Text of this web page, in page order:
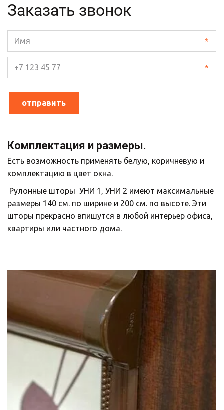
Заказать звонок
*
*
отправить
Комплектация и размеры.
Есть возможность применять белую, коричневую и
комплектацию в цвет окна.
Рулонные шторы  УНИ 1, УНИ 2 имеют максимальные
размеры 140 см. по ширине и 200 см. по высоте. Эти
шторы прекрасно впишутся в любой интерьер офиса,
квартиры или частного дома.